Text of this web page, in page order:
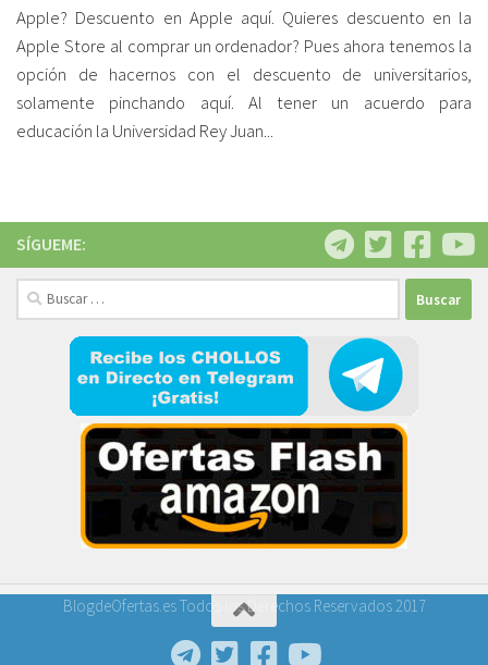
Apple? Descuento en Apple aquí. Quieres descuento en la
Apple Store al comprar un ordenador? Pues ahora tenemos la
opción de hacernos con el descuento de universitarios,
solamente pinchando aquí. Al tener un acuerdo para
educación la Universidad Rey Juan...
SÍGUEME:
Buscar:
BlogdeOfertas.es Todos los Derechos Reservados 2017